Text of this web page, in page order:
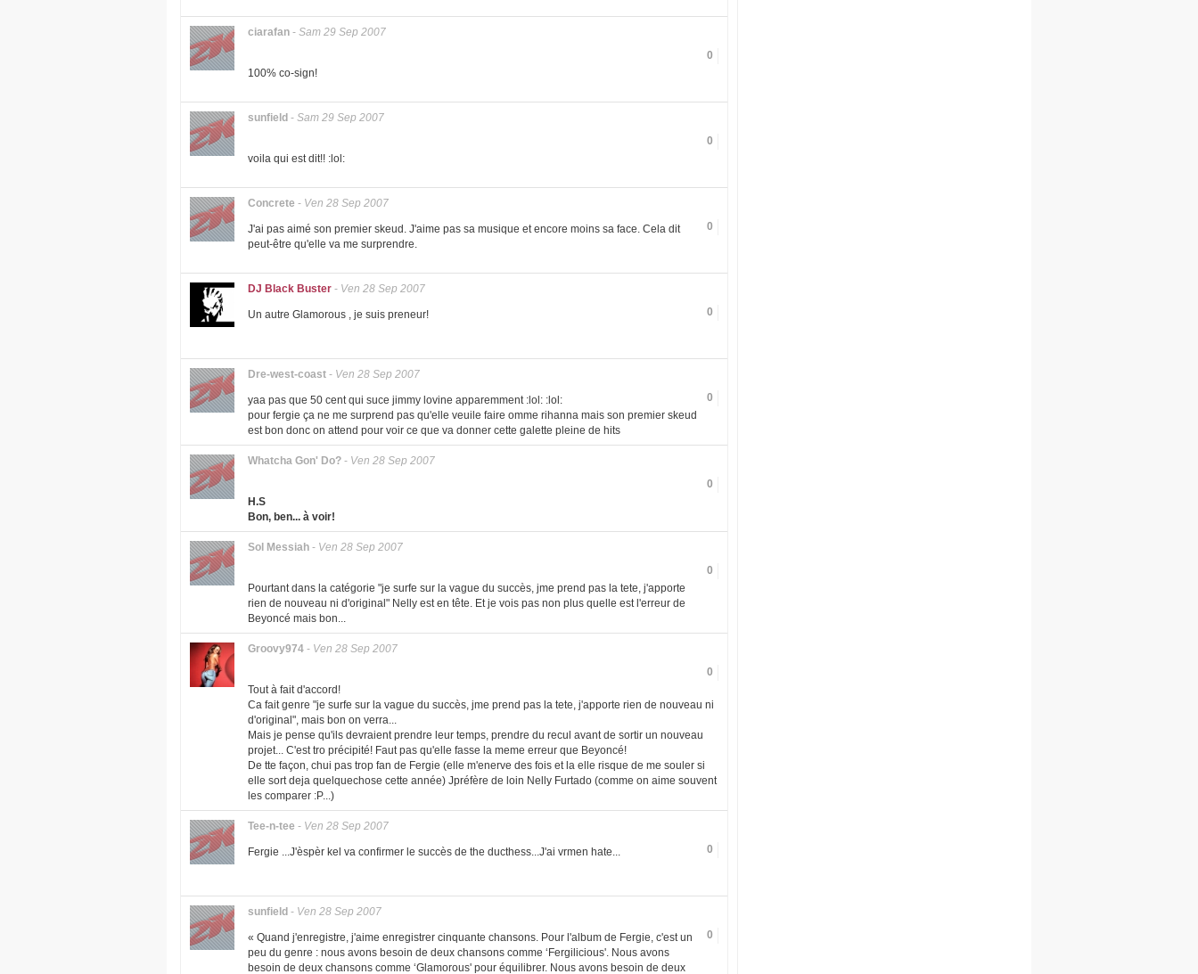
ciarafan - Sam 29 Sep 2007
0
100% co-sign!
sunfield - Sam 29 Sep 2007
0
voila qui est dit!! :lol:
Concrete - Ven 28 Sep 2007
0
J'ai pas aimé son premier skeud. J'aime pas sa musique et encore moins sa face. Cela dit
peut-être qu'elle va me surprendre.
DJ Black Buster - Ven 28 Sep 2007
0
Un autre Glamorous , je suis preneur!
Dre-west-coast - Ven 28 Sep 2007
0
yaa pas que 50 cent qui suce jimmy lovine apparemment :lol: :lol:
pour fergie ça ne me surprend pas qu'elle veuile faire omme rihanna mais son premier skeud
est bon donc on attend pour voir ce que va donner cette galette pleine de hits
Whatcha Gon' Do? - Ven 28 Sep 2007
0
H.S
Bon, ben... à voir!
Sol Messiah - Ven 28 Sep 2007
0
Pourtant dans la catégorie "je surfe sur la vague du succès, jme prend pas la tete, j'apporte
rien de nouveau ni d'original" Nelly est en tête. Et je vois pas non plus quelle est l'erreur de
Beyoncé mais bon...
Groovy974 - Ven 28 Sep 2007
0
Tout à fait d'accord!
Ca fait genre "je surfe sur la vague du succès, jme prend pas la tete, j'apporte rien de nouveau ni
d'original", mais bon on verra...
Mais je pense qu'ils devraient prendre leur temps, prendre du recul avant de sortir un nouveau
projet... C'est tro précipité! Faut pas qu'elle fasse la meme erreur que Beyoncé!
De tte façon, chui pas trop fan de Fergie (elle m'enerve des fois et la elle risque de me souler si
elle sort deja quelquechose cette année) Jpréfère de loin Nelly Furtado (comme on aime souvent
les comparer :P...)
Tee-n-tee - Ven 28 Sep 2007
0
Fergie ...J'èspèr kel va confirmer le succès de the ducthess...J'ai vrmen hate...
sunfield - Ven 28 Sep 2007
0
« Quand j'enregistre, j'aime enregistrer cinquante chansons. Pour l'album de Fergie, c'est un
peu du genre : nous avons besoin de deux chansons comme ‘Fergilicious'. Nous avons
besoin de deux chansons comme ‘Glamorous' pour équilibrer. Nous avons besoin de deux